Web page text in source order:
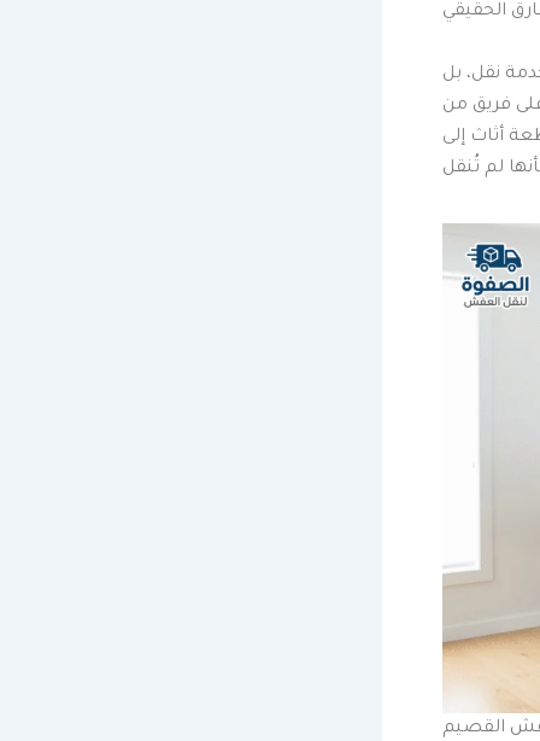
نقل، بل
على فريق من
أثاث إلى
القصيم